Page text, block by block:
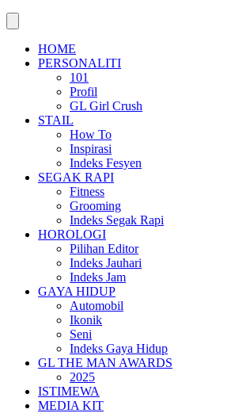
HOME
PERSONALITI
101
Profil
GL Girl Crush
STAIL
How To
Inspirasi
Indeks Fesyen
SEGAK RAPI
Fitness
Grooming
Indeks Segak Rapi
HOROLOGI
Pilihan Editor
Indeks Jauhari
Indeks Jam
GAYA HIDUP
Automobil
Ikonik
Seni
Indeks Gaya Hidup
GL THE MAN AWARDS
2025
ISTIMEWA
MEDIA KIT